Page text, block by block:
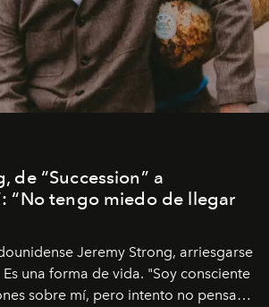
de “Succession” a
“No tengo miedo de llegar
Jeremy Strong, arriesgarse
una forma de vida. "Soy consciente
sobre mí, pero intento no pensar